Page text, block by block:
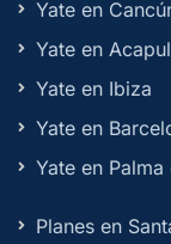
Yate en
Yate en
Yate en Ibiza
Yate en
Yate en
Planes en